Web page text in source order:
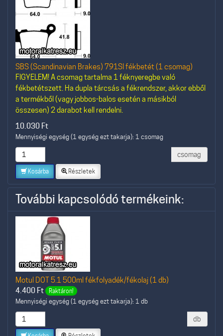
SBS (Scandinavian Brakes) 791SI fékbetét (1 csomag)
FIGYELEM! A csomag tartalma 1 féknyeregbe való
fékbetétszett. Ha dupla tárcsás a fékrendszer, akkor ebből
a termékből (vagy jobbos-balos esetén a másikból
összesen) 2 darabot kell rendelni.
10.030 Ft
Mennyiségi egység (1 egység ezt takarja): 1 csomag
csomag
Kosárba Részletek
További kapcsolódó termékeink:
Motul DOT 5.1 500ml fékfolyadék/fékolaj (1 db)
4.400 Ft Raktáron!
Mennyiségi egység (1 egység ezt takarja): 1 db
db